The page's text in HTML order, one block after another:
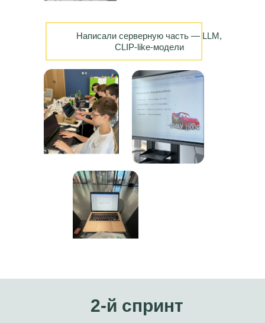
Написали серверную часть — LLM,
CLIP-like-модели
2-й спринт